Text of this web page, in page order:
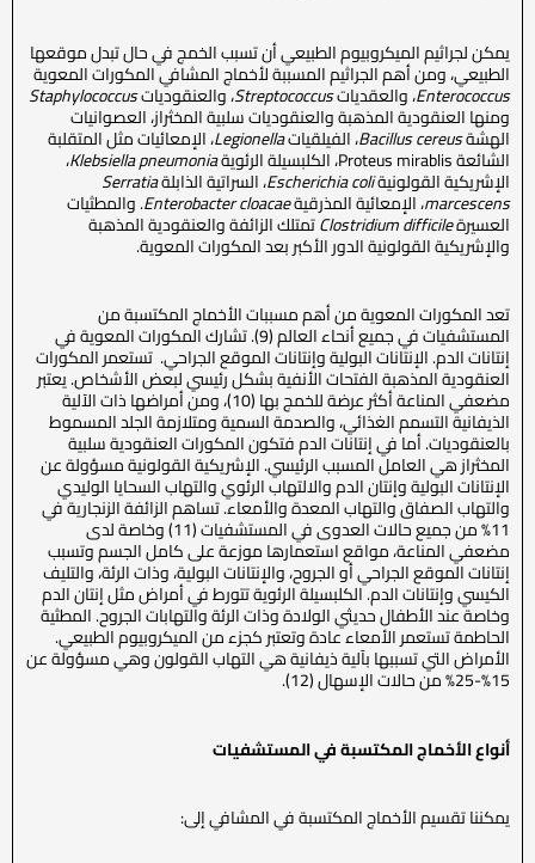
يمكن لجراثيم الميكروبيوم الطبيعي أن تسبب الخمج في حال تبدل موقعها
الطبيعي، ومن أهم الجراثيم المسببة لأخماج المشافي المكورات المعوية
Enterococcus، والعقدياتStreptococcus، والعنقودياتStaphylococcus
ومنها العنقودية المذهبة والعنقوديات سلبية المخثراز، العصوانيات
الهشة Bacilluscereus ، الفيلقياتLegionella، الإمعائيات مثل المتقلبة
الشائعة Proteus mirablis، الكلبسيلة الرئوية Klebsiellapneumonia ،
الإشريكية القولونية Escherichiacoli ، السراتية الذابلةSerratia
marcescens، الإمعائية المذرقية Enterobactercloacae . والمطثيات
العسيرة Clostridiumdifficile تمتلك الزائفة والعنقودية المذهبة
والإشريكية القولونية الدور الأكبر بعد المكورات المعوية.
تعد المكورات المعوية من أهم مسببات الأخماج المكتسبة من
المستشفيات في جميع أنحاء العالم (9). تشارك المكورات المعوية في
إنتانات الدم. الإنتانات البولية وإنتانات الموقع الجراحي. تستعمر المكورات
العنقودية المذهبة الفتحات الأنفية بشكل رئيسي لبعض الأشخاص. يعتبر
مضعفي المناعة أكثر عرضة للخمج بها (10)، ومن أمراضها ذات الآلية
الذيفانية التسمم الغذائي، والصدمة السمية ومتلازمة الجلد المسموط
بالعنقوديات. أما في إنتانات الدم فتكون المكورات العنقودية سلبية
المخثراز هي العامل المسبب الرئيسي. الإشريكية القولونية مسؤولة عن
الإنتانات البولية وإنتان الدم والالتهاب الرئوي والتهاب السحايا الوليدي
والتهاب الصفاق والتهاب المعدة والأمعاء. تساهم الزائفة الزنجارية في
11% من جميع حالات العدوى في المستشفيات (11) وخاصة لدى
مضعفي المناعة، مواقع استعمارها موزعة على كامل الجسم وتسبب
إنتانات الموقع الجراحي أو الجروح، والإنتانات البولية، وذات الرئة، والتليف
الكيسي وإنتانات الدم. الكلبسيلة الرئوية تتورط في أمراض مثل إنتان الدم
وخاصة عند الأطفال حديثي الولادة وذات الرئة والتهابات الجروح. المطثية
الحاطمة تستعمر الأمعاء عادة وتعتبر كجزء من الميكروبيوم الطبيعي.
الأمراض التي تسببها بآلية ذيفانية هي التهاب القولون وهي مسؤولة عن
15%-25% من حالات الإسهال (12).
أنواع الأخماج المكتسبة في المستشفيات
يمكننا تقسيم الأخماج المكتسبة في المشافي إلى: